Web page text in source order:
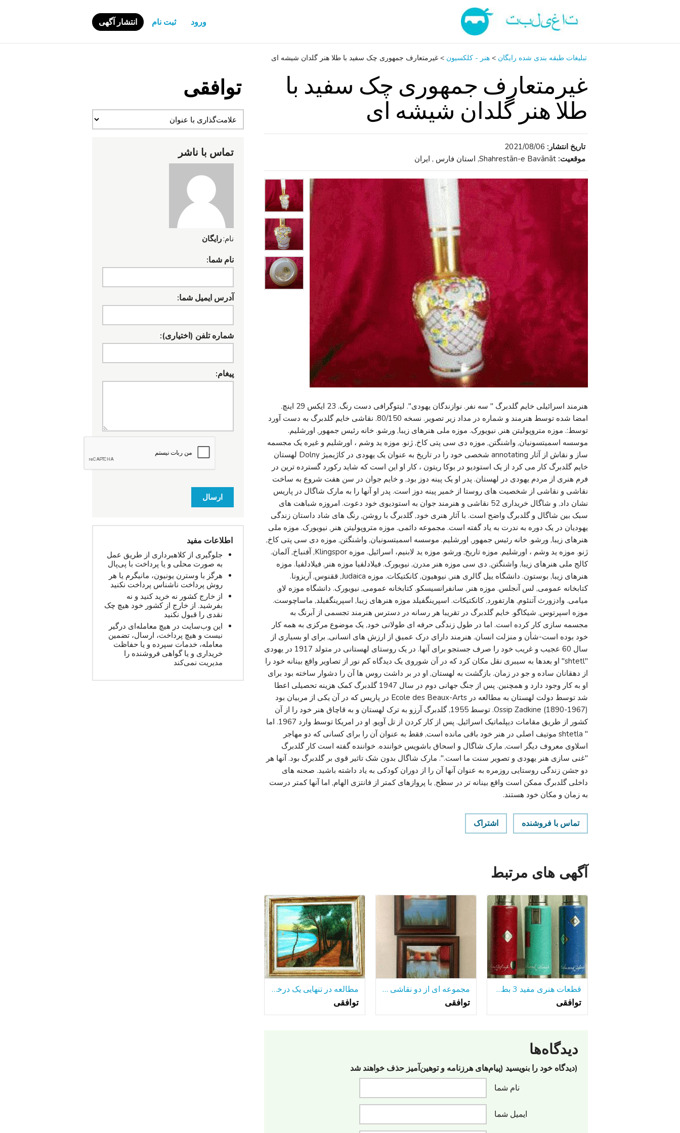
ورود ثبت نام انتشار آگهی
تبلیغات طبقه بندی شده رایگان > هنر - کلکسیون > غیرمتعارف جمهوری چک سفید با طلا هنر گلدان شیشه ای
غیرمتعارف جمهوری چک سفید با
طلا هنر گلدان شیشه ای
تاریخ انتشار: 2021/08/06
موقعیت: Shahrestān-e Bavānāt, استان فارس , ایران
هنرمند اسرائیلی خایم گلدبرگ " سه نفر. نوازندگان یهودی". لیتوگرافی دست رنگ. 23 ایکس 29 اینچ.
امضا شده توسط هنرمند و شماره در مداد زیر تصویر. نسخه 80/150. نقاشی خایم گلدبرگ به دست آورد
توسط:. موزه متروپولیتن هنر, نیویورک. موزه ملی هنرهای زیبا, ورشو. خانه رئيس جمهور, اورشلیم.
موسسه اسمیتسونیان, واشنگتن, موزه دی سی پتی کاخ, ژنو. موزه ید وشم ، اورشلیم و غیره یک مجسمه
ساز و نقاش از آثار annotating شخصی خود را در تاریخ به عنوان یک یهودی در کاژیمیژ Dolny لهستان
خایم گلدبرگ کار می کرد از یک استودیو در بوکا ریتون ، کار او این است که شاید رکورد گسترده ترین در
فرم هنری از مردم یهودی در لهستان. پدر او یک پینه دوز بود, و خایم جوان در سن هفت شروع به ساخت
نقاشی و نقاشی از شخصیت های روستا از خمیر پینه دوز است. پدر او آنها را به مارک شاگال در پاریس
نشان داد, و شاگال خریداری 52 نقاشی و هنرمند جوان به استودیوی خود دعوت. امروزه شباهت های
سبک بین شاگال و گلدبرگ واضح است. با آثار هنری خود, گلدبرگ با روشن, رنگ های شاد داستان زندگی
یهودیان در یک دوره به ندرت به یاد گفته است. مجموعه دائمی. موزه متروپولیتن هنر, نیویورک. موزه ملی
هنرهای زیبا, ورشو. خانه رئيس جمهور, اورشلیم. موسسه اسمیتسونیان, واشنگتن, موزه دی سی پتی کاخ,
ژنو. موزه ید وشم ، اورشلیم. موزه تاریخ, ورشو. موزه ید لابنیم، اسرائیل. موزه Klingspor, آفنباخ, آلمان.
کالج ملی هنرهای زیبا, واشنگتن, دی سی موزه هنر مدرن, نیویورک. فیلادلفیا موزه هنر, فیلادلفیا. موزه
هنرهای زیبا, بوستون. دانشگاه ییل گالری هنر, نیوهیون, کانکتیکات. موزه Judaica, ققنوس, آریزونا.
کتابخانه عمومی, لس آنجلس. موزه هنر, سانفرانسیسکو. کتابخانه عمومی, نیویورک. دانشگاه موزه لاو,
میامی. وادزورث آتنئوم, هارتفورد, کانکتیکات. اسپرینگفیلد موزه هنرهای زیبا, اسپرینگفیلد, ماساچوست.
موزه اسپرتوس, شیکاگو. خایم گلدبرگ در تقریبا هر رسانه در دسترس هنرمند تجسمی از آبرنگ به
مجسمه سازی کار کرده است. اما در طول زندگی حرفه ای طولانی خود, یک موضوع مرکزی به همه کار
خود بوده است-شأن و منزلت انسان. هنرمند دارای درک عمیق از ارزش های انسانی, برای او بسیاری از
سال 60 عجیب و غریب خود را صرف جستجو برای آنها. در یک روستای لهستانی در متولد 1917 در یهودی
"shtetl" او بعدها به سیبری نقل مکان کرد که در آن شوروی یک دیدگاه کم نور از تصاویر واقع بینانه خود را
از دهقانان ساده و جو در زمان. بازگشت به لهستان, او در بر داشت روس ها آن را دشوار ساخته بود برای
او به کار وجود دارد و همچنین. پس از جنگ جهانی دوم در سال 1947 گلدبرگ کمک هزینه تحصیلی اعطا
شد توسط دولت لهستان به مطالعه در Ecole des Beaux-Arts در پاریس که در آن یکی از مربیان بود
Ossip Zadkine (1890-1967). توسط 1955, گلدبرگ آرزو به ترک لهستان و به قاچاق هنر خود را از آن
کشور از طریق مقامات دیپلماتیک اسرائیل. پس از کار کردن از تل آویو, او در امریکا توسط وارد 1967. اما
" shtetla موتیف اصلی در هنر خود باقی مانده است, فقط به عنوان آن را برای کسانی که دو مهاجر
اسلاوی معروف دیگر است, مارک شاگال و اسحاق باشویس خواننده. خواننده گفته است کار گلدبرگ
"غنی سازی هنر یهودی و تصویر سنت ما است.". مارک شاگال بدون شک تاثیر قوی بر گلدبرگ بود. آنها هر
دو جشن زندگی روستایی روزمره به عنوان آنها آن را از دوران کودکی به یاد داشته باشید. صحنه های
داخلی گلدبرگ ممکن است واقع بینانه تر در سطح, با پروازهای کمتر از فانتزی الهام, اما آنها کمتر درست
به زمان و مکان خود هستند.
تماس با فروشنده اشتراک
آگهی های مرتبط
قطعات هنری مفید 3 بطری های آلومینیومی جلا
توافقی
مجموعه ای از دو نقاشی رنگ و روغن قاب
توافقی
مطالعه در تنهایی یک درخت تنها-در میان بسیاری از دریاچه.
توافقی
دیدگاه‌ها
(دیدگاه خود را بنویسید (پیام‌های هرزنامه‌ و توهین‌آمیز حذف خواهند شد
نام شما
ایمیل شما
توافقی
تماس با ناشر
نام: رایگان
نام شما:
آدرس ایمیل شما:
شماره تلفن (اختیاری):
پیغام:
ارسال
اطلاعات مفید
جلوگیری از کلاهبرداری از طریق عمل
به صورت محلی و یا پرداخت با پی‌پال
هرگز با وسترن یونیون، مانیگرم یا هر
روش پرداخت ناشناس پرداخت نکنید
از خارج کشور نه خرید کنید و نه
بفرشید. از خارج از کشور خود هیچ چک
نقدی را قبول نکنید
این وب‌سایت در هیچ معامله‌ای درگیر
نیست و هیچ پرداخت، ارسال، تضمین
معامله، خدمات سپرده و یا حفاظت
خریداری و یا گواهی فروشنده را
مدیریت نمی‌کند